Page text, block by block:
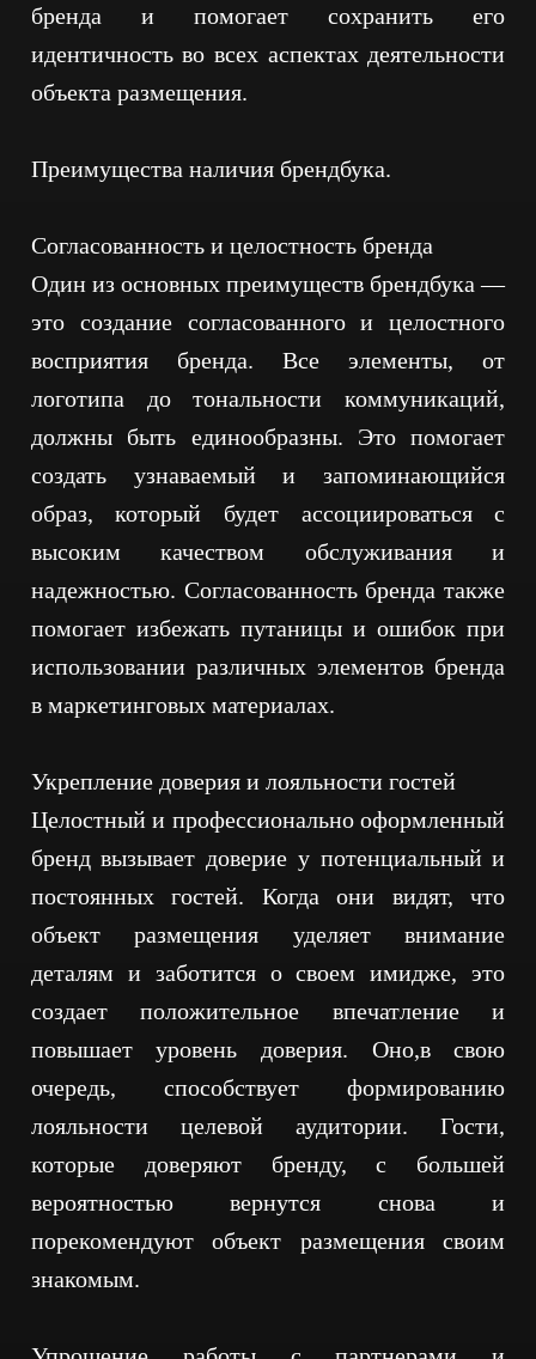
бренда и помогает сохранить его
идентичность во всех аспектах деятельности
объекта размещения.
Преимущества наличия брендбука.
Согласованность и целостность бренда
Один из основных преимуществ брендбука —
это создание согласованного и целостного
восприятия бренда. Все элементы, от
логотипа до тональности коммуникаций,
должны быть единообразны. Это помогает
создать узнаваемый и запоминающийся
образ, который будет ассоциироваться с
высоким качеством обслуживания и
надежностью. Согласованность бренда также
помогает избежать путаницы и ошибок при
использовании различных элементов бренда
в маркетинговых материалах.
Укрепление доверия и лояльности гостей
Целостный и профессионально оформленный
бренд вызывает доверие у потенциальный и
постоянных гостей. Когда они видят, что
объект размещения уделяет внимание
деталям и заботится о своем имидже, это
создает положительное впечатление и
повышает уровень доверия. Оно,в свою
очередь, способствует формированию
лояльности целевой аудитории. Гости,
которые доверяют бренду, с большей
вероятностью вернутся снова и
порекомендуют объект размещения своим
знакомым.